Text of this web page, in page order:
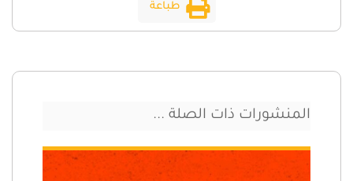
طباعة
المنشورات ذات الصلة ...